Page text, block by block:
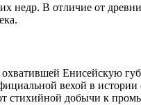
недр. В отличие от
Енисейскую
вехой в
стихийной добычи к